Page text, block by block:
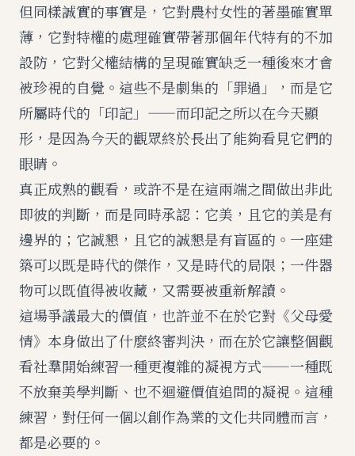
但同樣誠實的事實是，它對農村女性的著墨確實單
薄，它對特權的處理確實帶著那個年代特有的不加
設防，它對父權結構的呈現確實缺乏一種後來才會
被珍視的自覺。這些不是劇集的「罪過」，而是它
所屬時代的「印記」——而印記之所以在今天顯
形，是因為今天的觀眾終於長出了能夠看見它們的
眼睛。
真正成熟的觀看，或許不是在這兩端之間做出非此
即彼的判斷，而是同時承認：它美，且它的美是有
邊界的；它誠懇，且它的誠懇是有盲區的。一座建
築可以既是時代的傑作，又是時代的局限；一件器
物可以既值得被收藏，又需要被重新解讀。
這場爭議最大的價值，也許並不在於它對《父母愛
情》本身做出了什麼終審判決，而在於它讓整個觀
看社羣開始練習一種更複雜的凝視方式——一種既
不放棄美學判斷、也不迴避價值追問的凝視。這種
練習，對任何一個以創作為業的文化共同體而言，
都是必要的。